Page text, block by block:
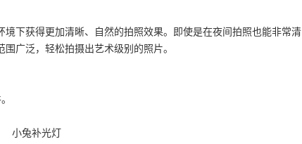
下获得更加清晰、自然的拍照效果。即使是在夜间拍照也能非常清
广泛，轻松拍摄出艺术级别的照片。